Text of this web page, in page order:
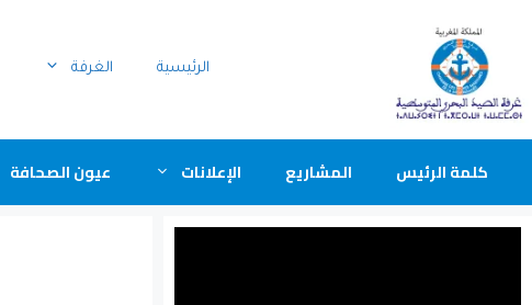
الرئيسية الغرفة
كلمة الرئيس المشاريع الإعلانات عيون الصحافة